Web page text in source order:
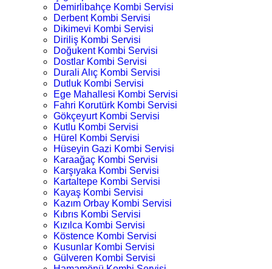
Demirlibahçe Kombi Servisi
Derbent Kombi Servisi
Dikimevi Kombi Servisi
Diriliş Kombi Servisi
Doğukent Kombi Servisi
Dostlar Kombi Servisi
Durali Alıç Kombi Servisi
Dutluk Kombi Servisi
Ege Mahallesi Kombi Servisi
Fahri Korutürk Kombi Servisi
Gökçeyurt Kombi Servisi
Kutlu Kombi Servisi
Hürel Kombi Servisi
Hüseyin Gazi Kombi Servisi
Karaağaç Kombi Servisi
Karşıyaka Kombi Servisi
Kartaltepe Kombi Servisi
Kayaş Kombi Servisi
Kazım Orbay Kombi Servisi
Kıbrıs Kombi Servisi
Kızılca Kombi Servisi
Köstence Kombi Servisi
Kusunlar Kombi Servisi
Gülveren Kombi Servisi